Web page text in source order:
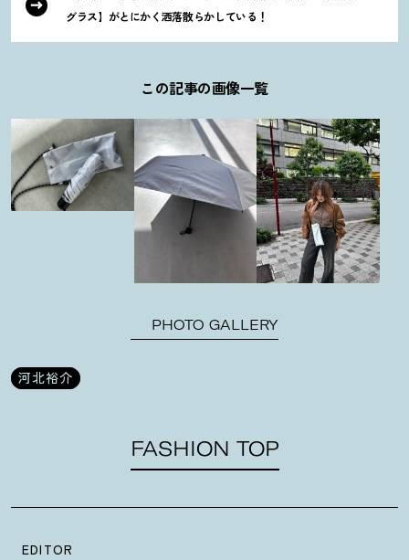
グラス】がとにかく洒落散らかしている ！
この記事の画像一覧
PHOTO GALLERY
河北裕介
FASHION TOP
EDITOR